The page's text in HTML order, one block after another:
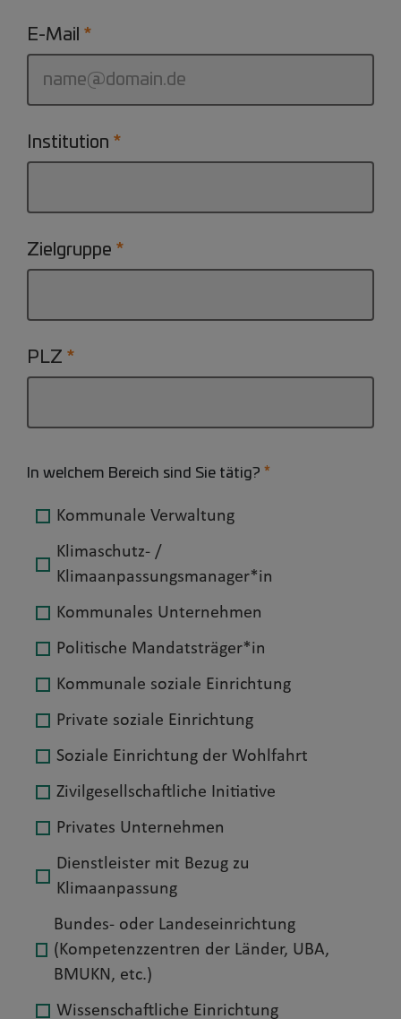
E-Mail
Institution
Zielgruppe
PLZ
In welchem Bereich sind Sie tätig?
Kommunale Verwaltung
Klimaschutz- /
Klimaanpassungsmanager*in
Kommunales Unternehmen
Politische Mandatsträger*in
Kommunale soziale Einrichtung
Private soziale Einrichtung
Soziale Einrichtung der Wohlfahrt
Zivilgesellschaftliche Initiative
Privates Unternehmen
Dienstleister mit Bezug zu
Klimaanpassung
Bundes- oder Landeseinrichtung
(Kompetenzzentren der Länder, UBA,
BMUKN, etc.)
Wissenschaftliche Einrichtung